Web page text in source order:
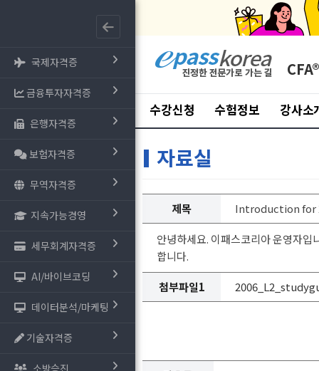
국제자격증
금융투자자격증
은행자격증
보험자격증
무역자격증
지속가능경영
세무회계자격증
AI/바이브코딩
데이터분석/마케팅
기술자격증
소방승진
CFA®
수강신청 수험정보 강사소
자료실
제목 Introduction for
안녕하세요. 이패스코리아 운영자
합니다.
첨부파일1